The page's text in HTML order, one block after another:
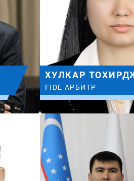
ХУЛКАР
FIDE АРБИТР